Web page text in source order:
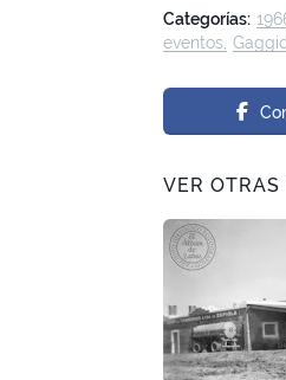
Categorías:
eventos
VER OTRAS